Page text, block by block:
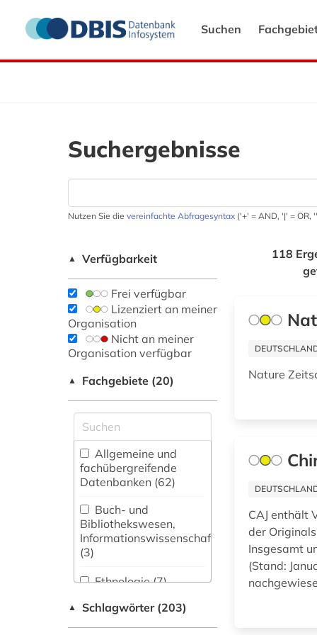
Suchen
Suchergebnisse
Nutzen Sie die vereinfachte Abfragesyntax ('+' = AND, '|' = OR,
▲ Verfügbarkeit
Frei verfügbar
Lizenziert an meiner
Organisation
Nicht an meiner
Organisation verfügbar
▲ Fachgebiete (20)
Allgemeine und
fachübergreifende
Datenbanken (62)
Buch- und
Bibliothekswesen,
Informationswissenschaft
(3)
Ethnologie (7)
Germanistik.
▲ Schlagwörter (203)
118
Nature
CAJ enthält
der
Insgesamt
(Stand: